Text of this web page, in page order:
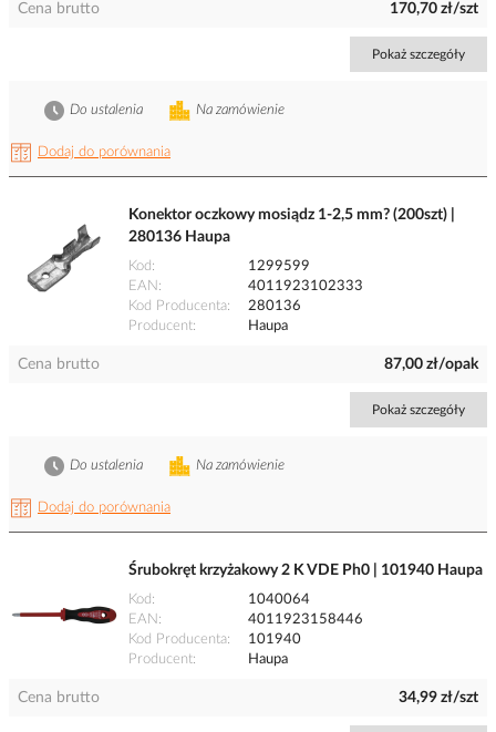
Cena brutto 170,70 zł/szt
Pokaż szczegóły
Dodaj do porównania
Na zamówienie
Do ustalenia
Konektor oczkowy mosiądz 1-2,5 mm? (200szt) |
280136 Haupa
Kod
1299599
EAN
4011923102333
Kod Producenta
280136
Producent
Haupa
Cena brutto 87,00 zł/opak
Pokaż szczegóły
Dodaj do porównania
Na zamówienie
Do ustalenia
Śrubokręt krzyżakowy 2 K VDE Ph0 | 101940 Haupa
Kod
1040064
EAN
4011923158446
Kod Producenta
101940
Producent
Haupa
Cena brutto 34,99 zł/szt